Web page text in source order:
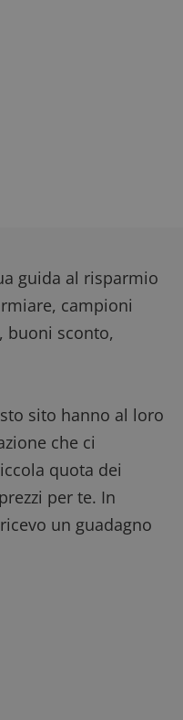
guida al risparmio
campioni
buoni sconto,
sito hanno al loro
che ci
quota dei
per te. In
un guadagno